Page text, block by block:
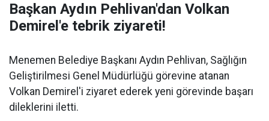
Başkan Aydın Pehlivan'dan Volkan
Demirel'e tebrik ziyareti!
Menemen Belediye Başkanı Aydın Pehlivan, Sağlığın
Geliştirilmesi Genel Müdürlüğü görevine atanan
Volkan Demirel'i ziyaret ederek yeni görevinde başarı
dileklerini iletti.